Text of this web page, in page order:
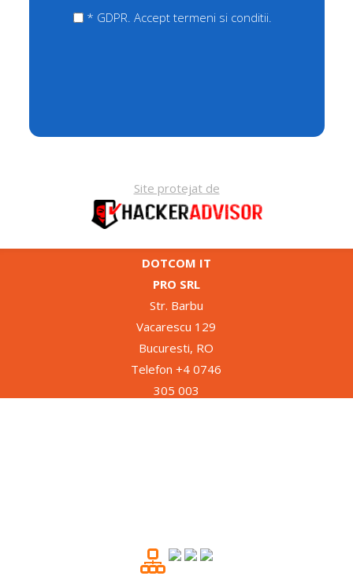
* GDPR. Accept termeni si conditii.
Site protejat de
DOTCOM IT
PRO SRL
Str. Barbu
Vacarescu 129
Bucuresti, RO
Telefon +4 0746
305 003